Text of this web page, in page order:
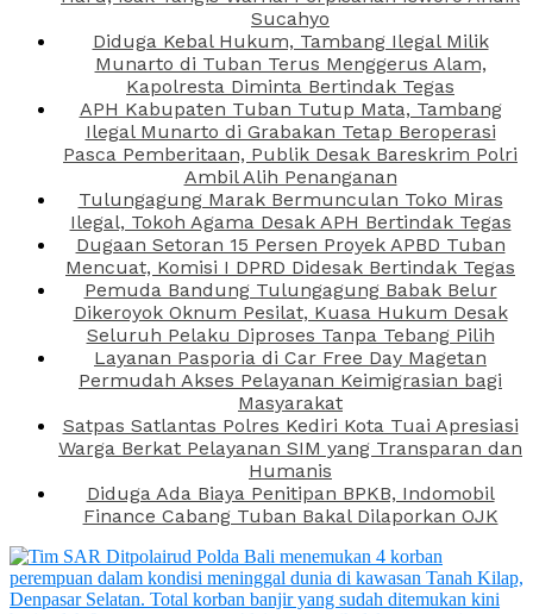
Sucahyo
Diduga Kebal Hukum, Tambang Ilegal Milik
Munarto di Tuban Terus Menggerus Alam,
Kapolresta Diminta Bertindak Tegas
APH Kabupaten Tuban Tutup Mata, Tambang
Ilegal Munarto di Grabakan Tetap Beroperasi
Pasca Pemberitaan, Publik Desak Bareskrim Polri
Ambil Alih Penanganan
Tulungagung Marak Bermunculan Toko Miras
Ilegal, Tokoh Agama Desak APH Bertindak Tegas
Dugaan Setoran 15 Persen Proyek APBD Tuban
Mencuat, Komisi I DPRD Didesak Bertindak Tegas
Pemuda Bandung Tulungagung Babak Belur
Dikeroyok Oknum Pesilat, Kuasa Hukum Desak
Seluruh Pelaku Diproses Tanpa Tebang Pilih
Layanan Pasporia di Car Free Day Magetan
Permudah Akses Pelayanan Keimigrasian bagi
Masyarakat
Satpas Satlantas Polres Kediri Kota Tuai Apresiasi
Warga Berkat Pelayanan SIM yang Transparan dan
Humanis
Diduga Ada Biaya Penitipan BPKB, Indomobil
Finance Cabang Tuban Bakal Dilaporkan OJK